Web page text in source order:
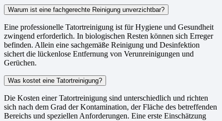
Warum ist eine fachgerechte Reinigung unverzichtbar?
Eine professionelle Tatortreinigung ist für Hygiene und Gesundheit
zwingend erforderlich. In biologischen Resten können sich Erreger
befinden. Allein eine sachgemäße Reinigung und Desinfektion
sichert die lückenlose Entfernung von Verunreinigungen und
Gerüchen.
Was kostet eine Tatortreinigung?
Die Kosten einer Tatortreinigung sind unterschiedlich und richten
sich nach dem Grad der Kontamination, der Fläche des betreffenden
Bereichs und speziellen Anforderungen. Eine erste Einschätzung